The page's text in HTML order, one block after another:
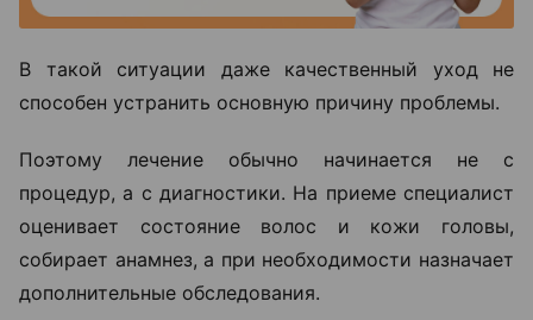
В такой ситуации даже качественный уход не
способен устранить основную причину проблемы.
Поэтому лечение обычно начинается не с
процедур, а с диагностики. На приеме специалист
оценивает состояние волос и кожи головы,
собирает анамнез, а при необходимости назначает
дополнительные обследования.